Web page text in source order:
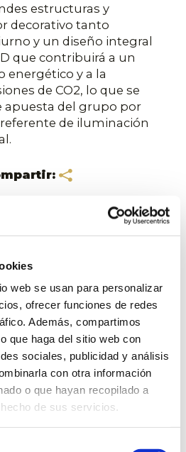
web se usan para personalizar
ofrecer funciones de redes
Además, compartimos
que haga del sitio web con
sociales, publicidad y análisis
con otra información
o que hayan recopilado a
de sus servicios.
estructuras y
decorativo tanto
y un diseño integral
que contribuirá a un
y a la
de CO2, lo que se
apuesta del grupo por
de iluminación
de Ximenez